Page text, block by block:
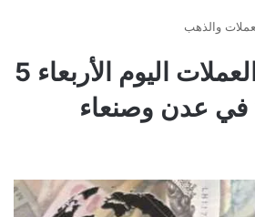
والذهب
أسعار صرف العملات اليوم الأربعاء 5